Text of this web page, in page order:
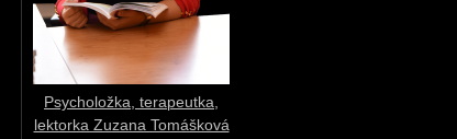
Psycholožka, terapeutka,
lektorka Zuzana Tomášková